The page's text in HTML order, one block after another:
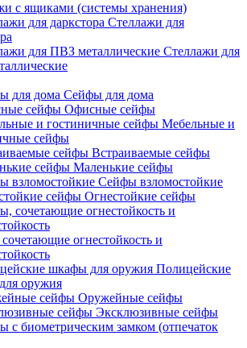
с ящиками (системы хранения)
Стеллажи для
Стеллажи для
Сейфы для дома
Офисные сейфы
Мебельные и
сейфы
Встраиваемые сейфы
Маленькие сейфы
Сейфы взломостойкие
Огнестойкие сейфы
огнестойкость и
Полицейские
оружия
Оружейные сейфы
Эксклюзивные сейфы